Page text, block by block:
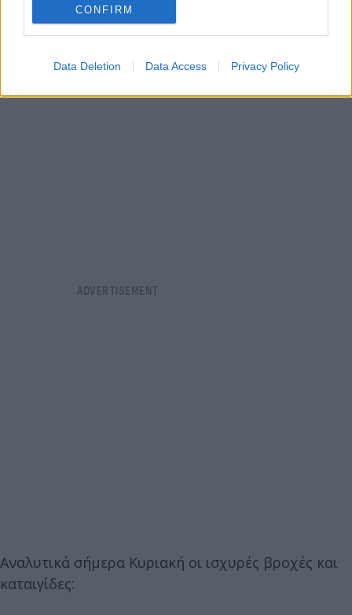
CONFIRM
Data Deletion Data Access Privacy Policy
ανέμους στα πελάγη, εντάσεως 7 με 8 μποφόρ.
Αναλυτικά σήμερα Κυριακή οι ισχυρές βροχές και
καταιγίδες: